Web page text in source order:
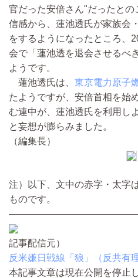
官だった安倍さん"だったと
信感から、蓮池透氏が家族会
をするようになったところ、
会で「蓮池透を退会させるべ
ようです。
蓮池透氏は、 東京電力原子
たようですが、安倍首相を始
む連中が、蓮池透氏を利用し
と妄想が膨らみました。
（編集長）
注）以下、文中の赤字・太字
ものです。
記事配信元）
反米嫌日戦線「狼」（反共有理
本記事文章は現在公開を停止